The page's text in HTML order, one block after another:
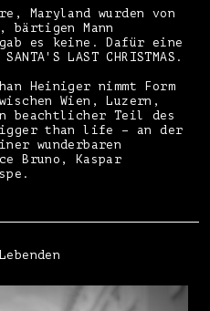
Maryland wurden von
bärtigen Mann
es keine. Dafür eine
LAST CHRISTMAS.
Heiniger nimmt Form
Wien, Luzern,
beachtlicher Teil des
than life – an der
wunderbaren
Bruno, Kaspar